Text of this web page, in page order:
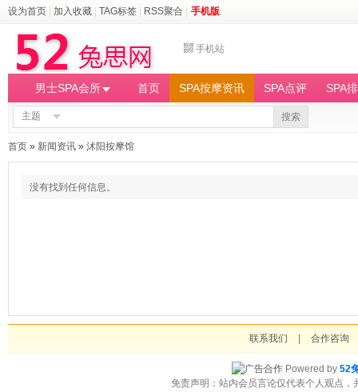
设为首页 加入收藏 TAG标签 RSS聚合 手机版
手机站
男士SPA会所 首页 SPA按摩资讯 SPA点评 SPA
主题 搜索
首页 » 新闻资讯 » 沭阳按摩馆
没有找到任何信息。
联系我们 合作咨询
Powered by 52
免责声明：站内会员言论仅代表个人观点